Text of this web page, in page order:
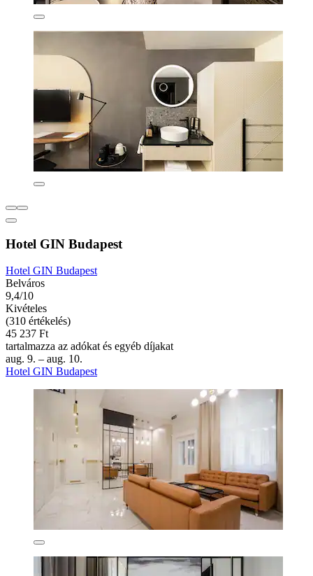
Hotel GIN Budapest
Hotel GIN Budapest
Belváros
9,4/10
Kivételes
(310 értékelés)
45 237 Ft
tartalmazza az adókat és egyéb díjakat
aug. 9. – aug. 10.
Hotel GIN Budapest